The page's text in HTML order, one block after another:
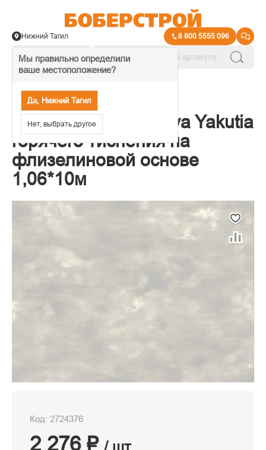
Мы правильно определили
ваше местоположение?
Да, Нижний Тагил
Нет, выбрать другое
Нижний Тагил 8 800 5555 096
Обои Victoria Stenova Yakutia
горячего тиснения на
флизелиновой основе
1,06*10м
Код: 2724376
2 276 ₽ / шт